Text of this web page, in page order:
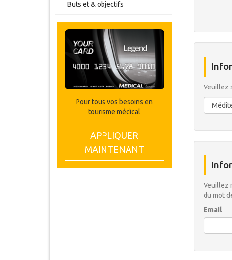
Buts et & objectifs
Pour tous vos besoins en
tourisme médical
APPLIQUER
MAINTENANT
Veuillez
Veuillez
du mot
Email